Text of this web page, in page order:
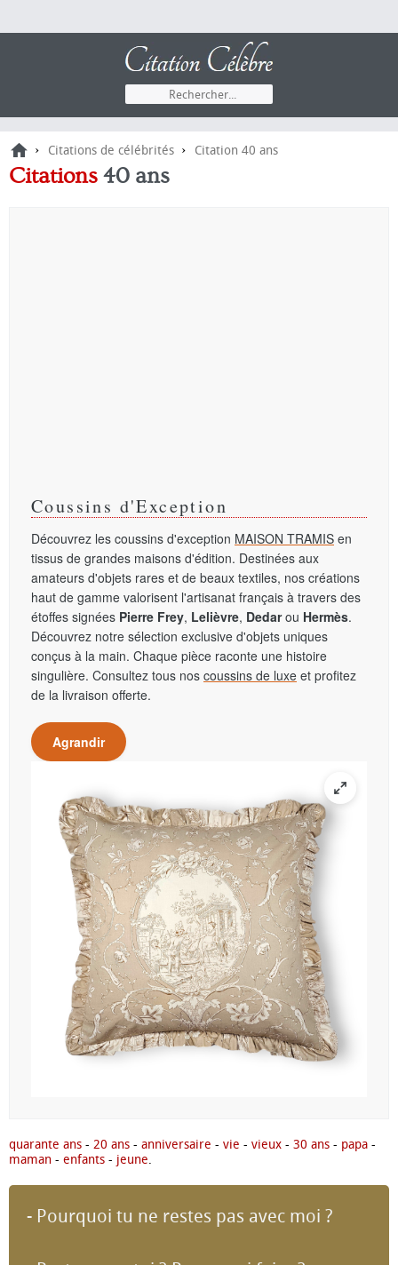
› Citations de célébrités › Citation 40 ans
Citations 40 ans
Coussins d'Exception
Découvrez les coussins d'exception MAISON TRAMIS en
tissus de grandes maisons d'édition. Destinées aux
amateurs d'objets rares et de beaux textiles, nos créations
haut de gamme valorisent l'artisanat français à travers des
étoffes signées Pierre Frey, Lelièvre, Dedarou Hermès.
Découvrez notre sélection exclusive d'objets uniques
conçus à la main. Chaque pièce raconte une histoire
singulière. Consultez tous nos coussins de luxe et profitez
de la livraison offerte.
Agrandir
quarante ans - 20 ans - anniversaire - vie - vieux - 30 ans - papa -
maman - enfants - jeune.
- Pourquoi tu ne restes pas avec moi ?